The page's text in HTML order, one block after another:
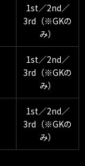
1st／2nd／
3rd（※GKの
み）
1st／2nd／
3rd（※GKの
み）
1st／2nd／
3rd（※GKの
み）